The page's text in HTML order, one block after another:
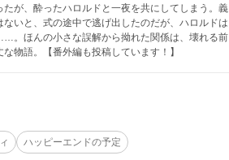
が、酔ったハロルドと一夜を共にしてしまう。義
いと、式の途中で逃げ出したのだが、ハロルドは
。ほんの小さな誤解から拗れた関係は、壊れる前
物語。【番外編も投稿しています！】
ハッピーエンドの予定